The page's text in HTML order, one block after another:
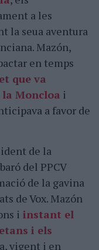
a les
la seua aventura
Mazón,
en temps
que va
Moncloa i
a favor de
de la
del PPCV
de la gavina
de Vox. Mazón
i instant el
i els
vigent i en